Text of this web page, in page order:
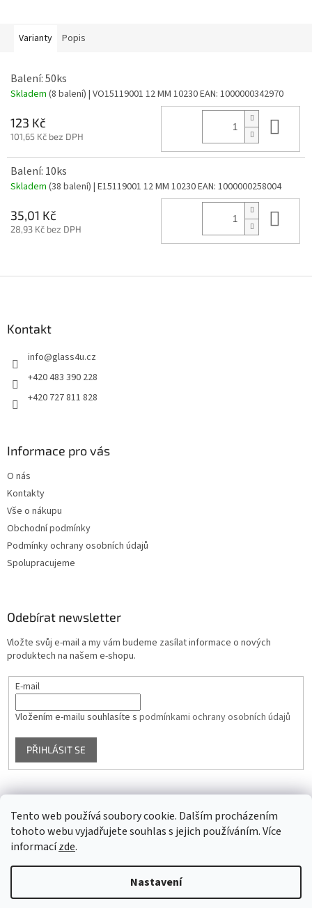
Tento web používá soubory cookie. Dalším procházením
tohoto webu vyjadřujete souhlas s jejich používáním. Více
informacízde.
Nastavení
Varianty Popis
Balení: 50ks
Skladem (8 balení) | VO15119001 12 MM 10230EAN: 1000000342970
123 Kč
101,65 Kč bez DPH
Balení: 10ks
Skladem (38 balení) | E15119001 12 MM 10230EAN: 1000000258004
35,01 Kč
28,93 Kč bez DPH
Kontakt
info@glass4u.cz
+420 483 390 228
+420 727 811 828
Informace pro vás
O nás
Kontakty
Vše o nákupu
Obchodní podmínky
Podmínky ochrany osobních údajů
Spolupracujeme
Odebírat newsletter
Vložte svůj e-mail a my vám budeme zasílat informace o nových
produktech na našem e-shopu.
E-mail
Vložením e-mailu souhlasíte s podmínkami ochrany osobních údajů
PŘIHLÁSIT SE
Facebook